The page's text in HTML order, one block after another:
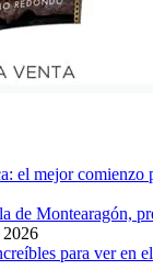
el mejor comienzo
de Montearagón,
para ver en